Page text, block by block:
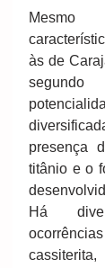
às de
presença
titânio e o
Há